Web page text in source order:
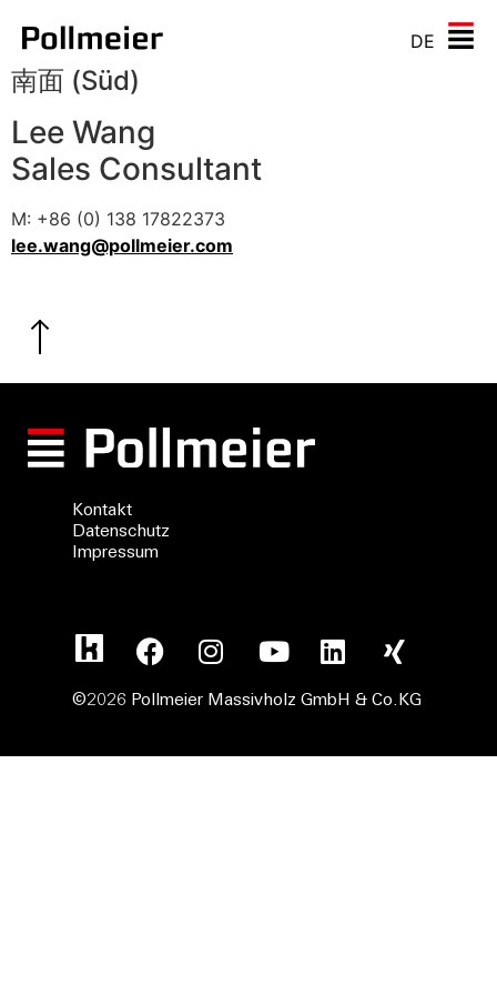
DE
南面 (Süd)
Lee Wang
Sales Consultant
M: +86 (0) 138 17822373
lee.wang@pollmeier.com
Kontakt
Datenschutz
Impressum
©2026 Pollmeier Massivholz GmbH & Co.KG